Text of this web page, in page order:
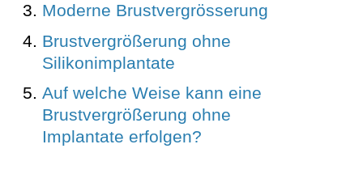
Moderne Brustvergrösserung
Brustvergrößerung ohne
Silikonimplantate
Auf welche Weise kann eine
Brustvergrößerung ohne
Implantate erfolgen?